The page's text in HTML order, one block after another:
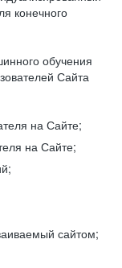
конечного
обучения
Сайта
на Сайте;
на Сайте;
сайтом;